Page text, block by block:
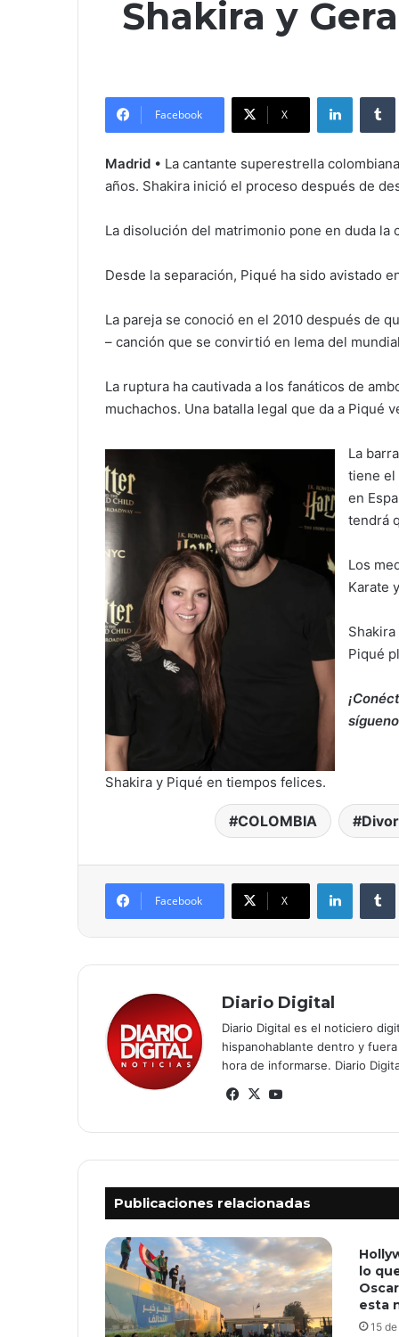
Shakira y
Facebook X
LinkedIn
Madrid • La cantante superestrella
años. Shakira inició el proceso después de
La disolución del matrimonio pone en duda la
Desde la separación, Piqué ha sido avistado
La pareja se conoció en el 2010 después de
– canción que se convirtió en lema del
La ruptura ha cautivada a los fanáticos de
muchachos. Una batalla legal que da a Piqué
Shakira y Piqué en tiempos felices.
La
tiene el
en
tendrá
Los
Karate
Piqué
COLOMBIA
Facebook X
LinkedIn
Diario Digital
Diario Digital es el noticiero
hispanohablante dentro y
hora de informarse. Diario
Facebook
X
Publicaciones relacionadas
lo
esta
15